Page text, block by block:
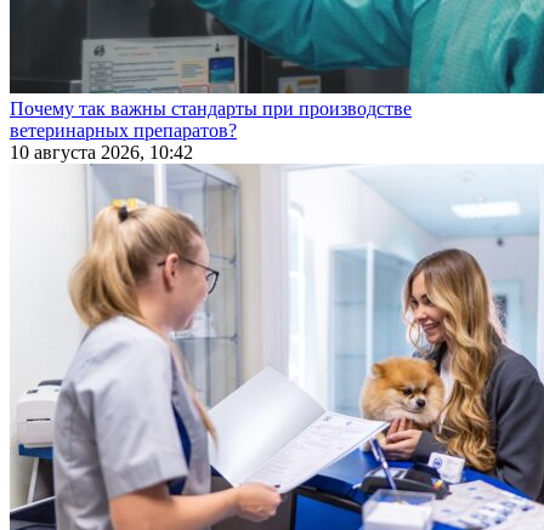
Почему так важны стандарты при производстве
ветеринарных препаратов?
10 августа 2026, 10:42